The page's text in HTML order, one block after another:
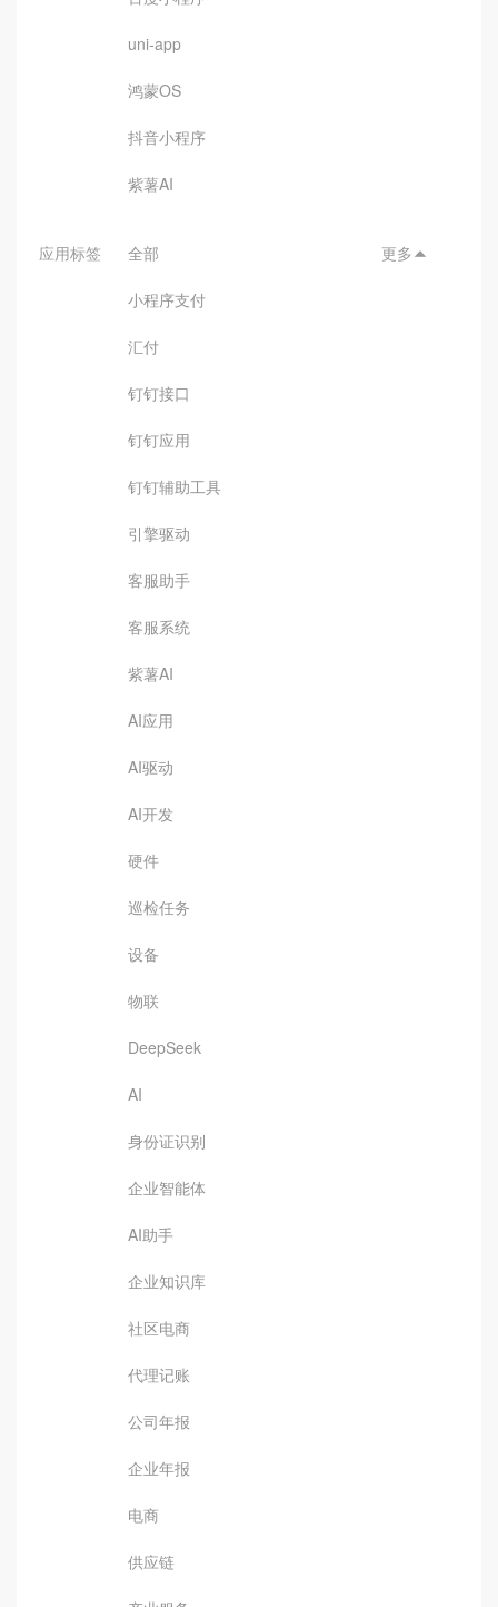
uni-app
鸿蒙OS
抖音小程序
紫薯AI
应用标签 全部
小程序支付
汇付
钉钉接口
钉钉应用
钉钉辅助工具
引擎驱动
客服助手
客服系统
紫薯AI
AI应用
AI驱动
AI开发
硬件
巡检任务
设备
物联
DeepSeek
AI
身份证识别
企业智能体
AI助手
企业知识库
社区电商
代理记账
公司年报
企业年报
电商
供应链
更多 